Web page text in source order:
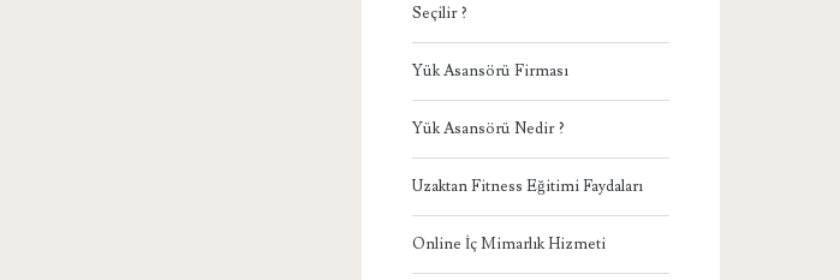
Seçilir ?
Yük Asansörü Firması
Yük Asansörü Nedir ?
Uzaktan Fitness Eğitimi Faydaları
Online İç Mimarlık Hizmeti